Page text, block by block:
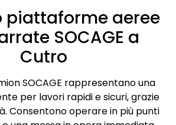
piattaforme aeree
SOCAGE a
Cutro
SOCAGE rappresentano una
per lavori rapidi e sicuri, grazie
Consentono operare in più punti